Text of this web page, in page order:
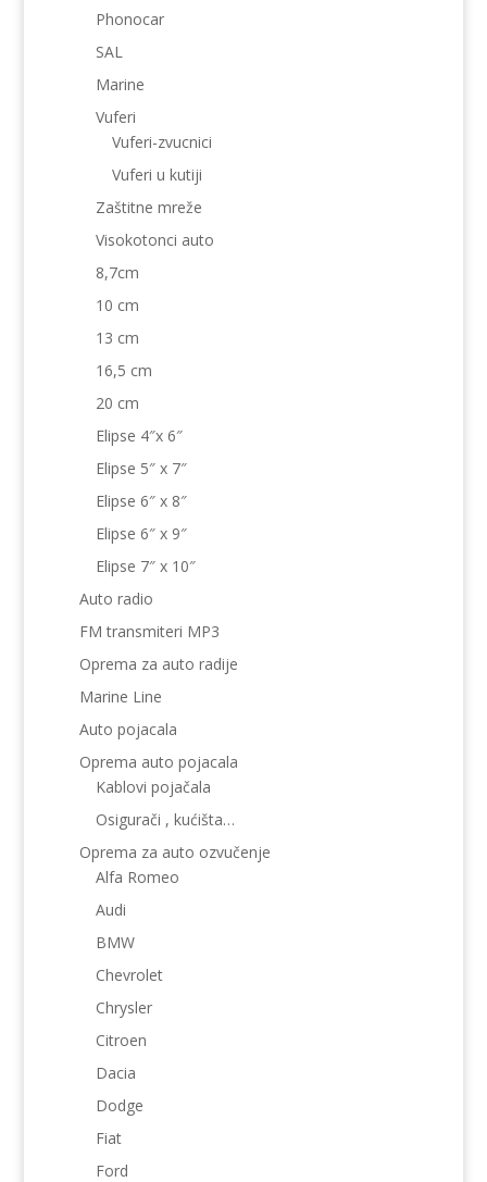
Phonocar
SAL
Marine
Vuferi
Vuferi-zvucnici
Vuferi u kutiji
Zaštitne mreže
Visokotonci auto
8,7cm
10 cm
13 cm
16,5 cm
20 cm
Elipse 4″x 6″
Elipse 5″ x 7″
Elipse 6″ x 8″
Elipse 6″ x 9″
Elipse 7″ x 10″
Auto radio
FM transmiteri MP3
Oprema za auto radije
Marine Line
Auto pojacala
Oprema auto pojacala
Kablovi pojačala
Osigurači , kućišta…
Oprema za auto ozvučenje
Alfa Romeo
Audi
BMW
Chevrolet
Chrysler
Citroen
Dacia
Dodge
Fiat
Ford